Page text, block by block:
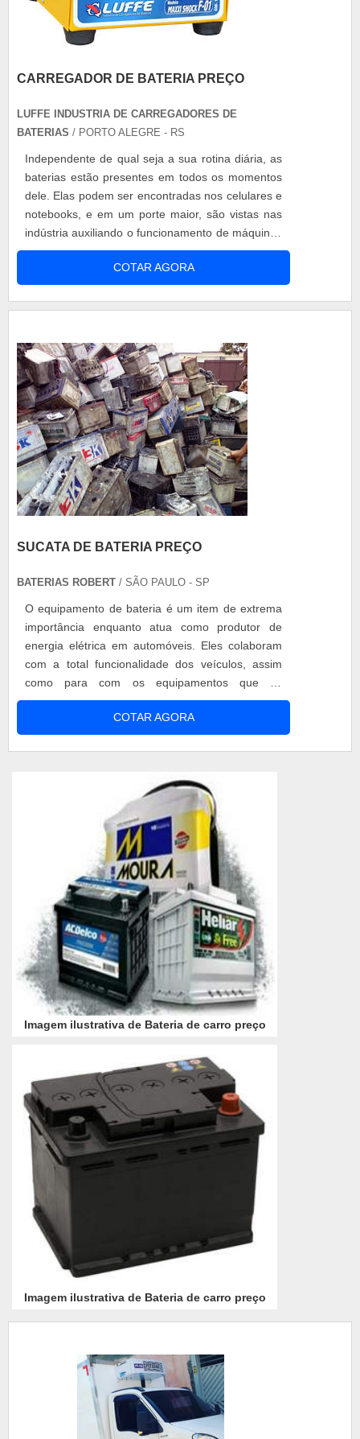
CARREGADOR DE BATERIA PREÇO
LUFFE INDUSTRIA DE CARREGADORES DE
BATERIAS / PORTO ALEGRE - RS
Independente de qual seja a sua rotina diária, as
baterias estão presentes em todos os momentos
dele. Elas podem ser encontradas nos celulares e
notebooks, e em um porte maior, são vistas nas
indústria auxiliando o funcionamento de máquinas
de todos os tipos. Conheça as vantagens do
carregador de bateria Com os avanços
tecnológicos, as baterias convencionais foram
COTAR AGORA
SUCATA DE BATERIA PREÇO
BATERIAS ROBERT / SÃO PAULO - SP
O equipamento de bateria é um item de extrema
importância enquanto atua como produtor de
energia elétrica em automóveis. Eles colaboram
com a total funcionalidade dos veículos, assim
como para com os equipamentos que os
compõem, como por exemplo: Vidros; Travas;
Luzes em geral; E a ignição. Sucata de bateria
preço: importância do descarte No momento de
COTAR AGORA
Imagem ilustrativa de Bateria de carro preço
Imagem ilustrativa de Bateria de carro preço